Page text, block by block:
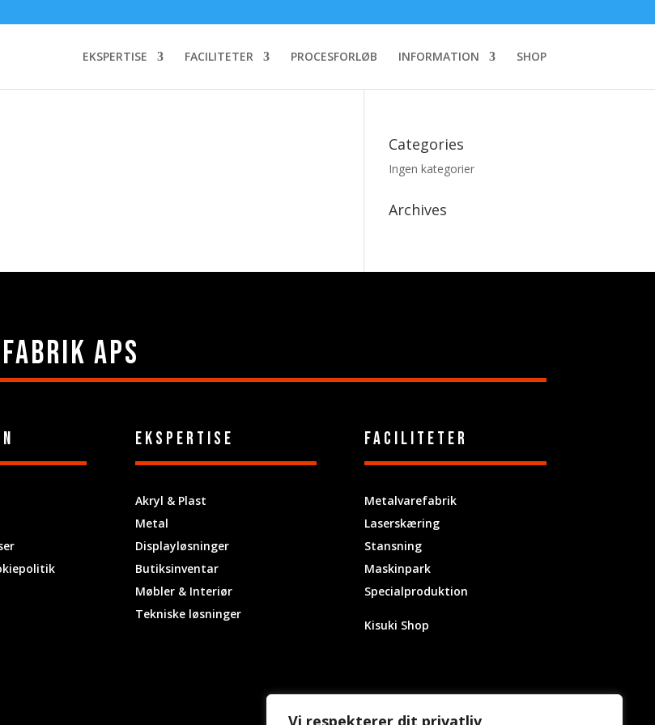
Vi respekterer dit privatliv
EKSPERTISE FACILITETER PROCESFORLØB INFORMATION SHOP
Categories
Ingen kategorier
Archives
ApS
ekspertise
Akryl & Plast
Metal
Displayløsninger
Butiksinventar
Møbler & Interiør
Tekniske løsninger
Faciliteter
Metalvarefabrik
Laserskæring
Stansning
Maskinpark
Specialproduktion
Kisuki Shop